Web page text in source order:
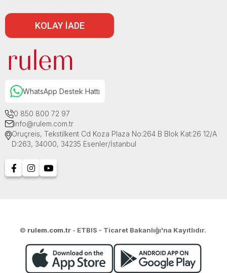
KOLAY İADE
WhatsApp Destek Hattı
0 850 800 72 97
info@rulem.com.tr
Oruçreis, Tekstilkent Cd Koza Plaza No:264 B Blok Kat:26 12/A
D:263, 34000, 34235 Esenler/İstanbul
© rulem.com.tr - ETBIS - Ticaret Bakanlığı'na Kayıtlıdır.